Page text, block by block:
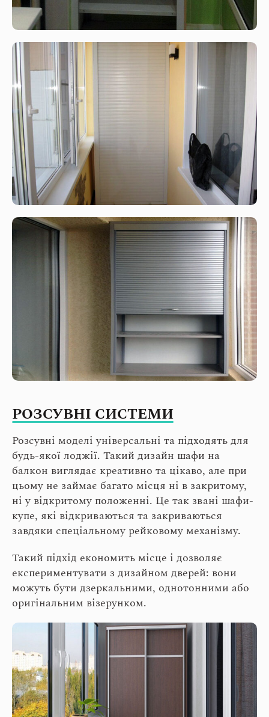
РОЗСУВНІ СИСТЕМИ
Розсувні моделі універсальні та підходять для
будь-якої лоджії. Такий дизайн шафи на
балкон виглядає креативно та цікаво, але при
цьому не займає багато місця ні в закритому,
ні у відкритому положенні. Це так звані шафи-
купе, які відкриваються та закриваються
завдяки спеціальному рейковому механізму.
Такий підхід економить місце і дозволяє
експериментувати з дизайном дверей: вони
можуть бути дзеркальними, однотонними або
оригінальним візерунком.